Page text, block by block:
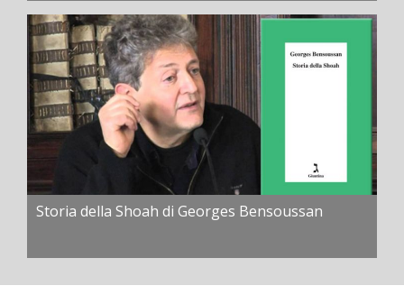
Storia della Shoah di Georges Bensoussan